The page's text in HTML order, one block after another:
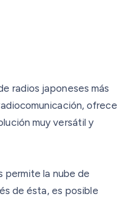
radios japoneses más
ofrece
muy versátil y
permite la nube de
de ésta, es posible